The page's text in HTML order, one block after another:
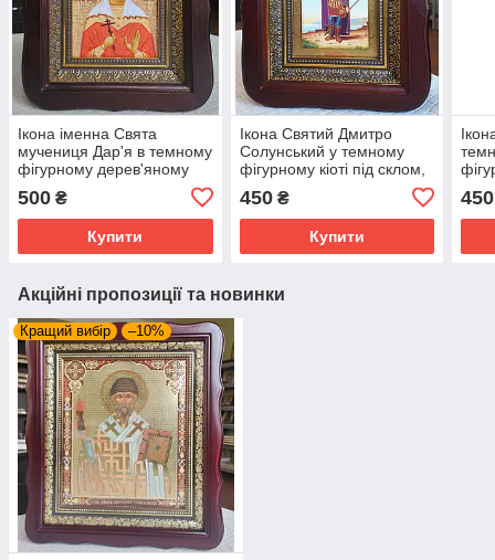
Ікона іменна Свята
мучениця Дар'я в темному
фігурному дерев'яному
20*18, сюжет 10*12
500 ₴
Купити
Ікона Святий Дмитро
Солунський у темному
фігурному кіоті під склом,
розмір кіота 20×18, сюжет
10×12.
450₴
Купити
450
Акційні пропозиції та новинки
Кращий вибір –10%